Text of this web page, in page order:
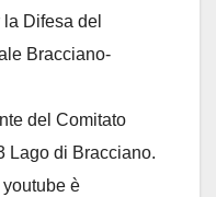
Difesa del
Bracciano-
del Comitato
Lago di Bracciano.
youtube è